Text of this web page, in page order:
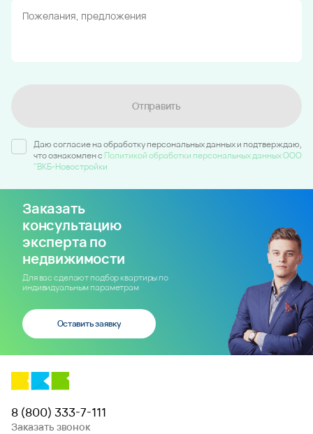
Отправить
Даю согласие на обработку персональных данных и подтверждаю,
что ознакомлен c Политикой обработки персональных данных ООО
"ВКБ-Новостройки
Заказать
консультацию
эксперта по
недвижимости
Для вас сделают подбор квартиры по
индивидуальным параметрам
Оставить заявку
8 (800) 333-7-111
Заказать звонок